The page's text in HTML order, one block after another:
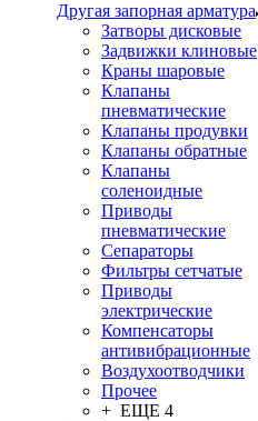
Другая запорная арматура
Затворы дисковые
Задвижки клиновые
Краны шаровые
Клапаны
пневматические
Клапаны продувки
Клапаны обратные
Клапаны
соленоидные
Приводы
пневматические
Сепараторы
Фильтры сетчатые
Приводы
электрические
Компенсаторы
антивибрационные
Воздухоотводчики
Прочее
+ ЕЩЕ 4